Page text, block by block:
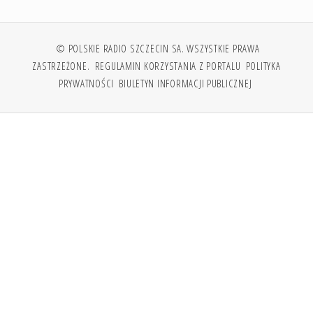
© POLSKIE RADIO SZCZECIN SA. WSZYSTKIE PRAWA
ZASTRZEŻONE. REGULAMIN KORZYSTANIA Z PORTALU POLITYKA
PRYWATNOŚCI BIULETYN INFORMACJI PUBLICZNEJ